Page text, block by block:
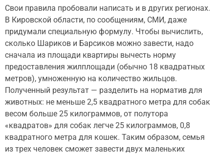
Свои правила пробовали написать и в других регионах.
В Кировской области, по сообщениям, СМИ, даже
придумали специальную формулу. Чтобы вычислить,
сколько Шариков и Барсиков можно завести, надо
сначала из площади квартиры вычесть норму
предоставления жилплощади (обычно 18 квадратных
метров), умноженную на количество жильцов.
Полученный результат — разделить на норматив для
животных: не меньше 2,5 квадратного метра для собак
весом больше 25 килограммов, от полутора
«квадратов» для собак легче 25 килограммов, 0,8
квадратного метра для кошек. Таким образом, семья
из трех человек сможет завести двух маленьких